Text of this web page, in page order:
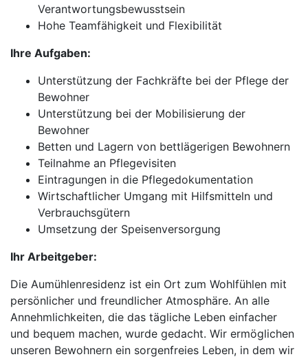
Verantwortungsbewusstsein
Hohe Teamfähigkeit und Flexibilität
Ihre Aufgaben:
Unterstützung der Fachkräfte bei der Pflege der
Bewohner
Unterstützung bei der Mobilisierung der
Bewohner
Betten und Lagern von bettlägerigen Bewohnern
Teilnahme an Pflegevisiten
Eintragungen in die Pflegedokumentation
Wirtschaftlicher Umgang mit Hilfsmitteln und
Verbrauchsgütern
Umsetzung der Speisenversorgung
Ihr Arbeitgeber:
Die Aumühlenresidenz ist ein Ort zum Wohlfühlen mit
persönlicher und freundlicher Atmosphäre. An alle
Annehmlichkeiten, die das tägliche Leben einfacher
und bequem machen, wurde gedacht. Wir ermöglichen
unseren Bewohnern ein sorgenfreies Leben, in dem wir